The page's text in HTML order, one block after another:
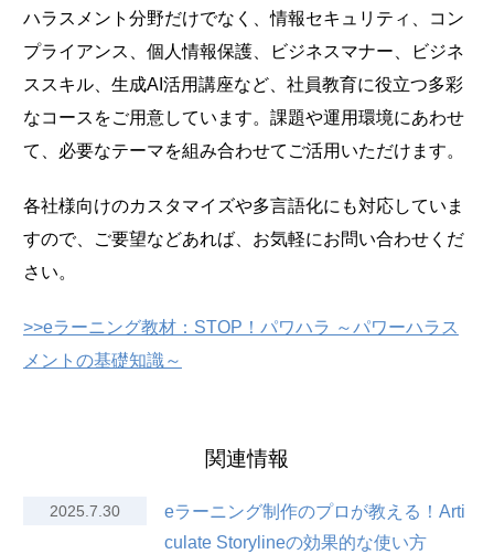
ハラスメント分野だけでなく、情報セキュリティ、コン
プライアンス、個人情報保護、ビジネスマナー、ビジネ
ススキル、生成AI活用講座など、社員教育に役立つ多彩
なコースをご用意しています。課題や運用環境にあわせ
て、必要なテーマを組み合わせてご活用いただけます。
各社様向けのカスタマイズや多言語化にも対応していま
すので、ご要望などあれば、お気軽にお問い合わせくだ
さい。
>>eラーニング教材：STOP！パワハラ ～パワーハラス
メントの基礎知識～
関連情報
2025.7.30
eラーニング制作のプロが教える！Arti
culate Storylineの効果的な使い方